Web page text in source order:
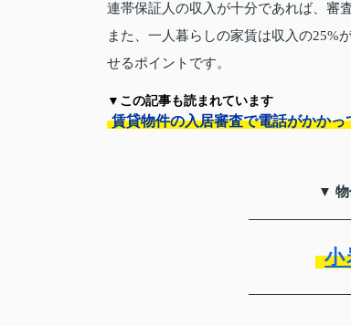
連帯保証人の収入が十分であれば、審
また、一人暮らしの家賃は収入の25%
せるポイントです。
▼この記事も読まれています
賃貸物件の入居審査で電話がかか
▼ 物